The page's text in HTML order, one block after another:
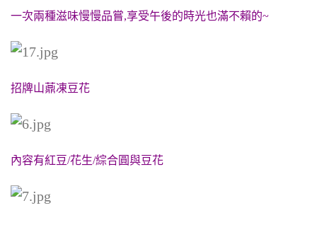
一次兩種滋味慢慢品嘗,享受午後的時光也滿不賴的~
招牌山薡凍豆花
內容有紅豆/花生/綜合圓與豆花